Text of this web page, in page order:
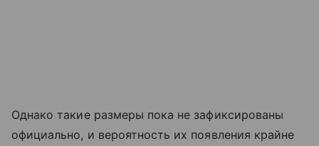
Однако такие размеры пока не зафиксированы
официально, и вероятность их появления крайне